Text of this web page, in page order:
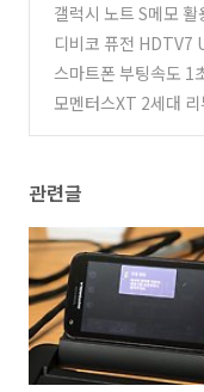
갤럭시 노트 S메모 활
디비코 퓨전 HDTV7
10P 사용기
(4)
스마트폰 부팅속도 1
세미나 정보 (6)
모멘터스XT 2세대
관련글